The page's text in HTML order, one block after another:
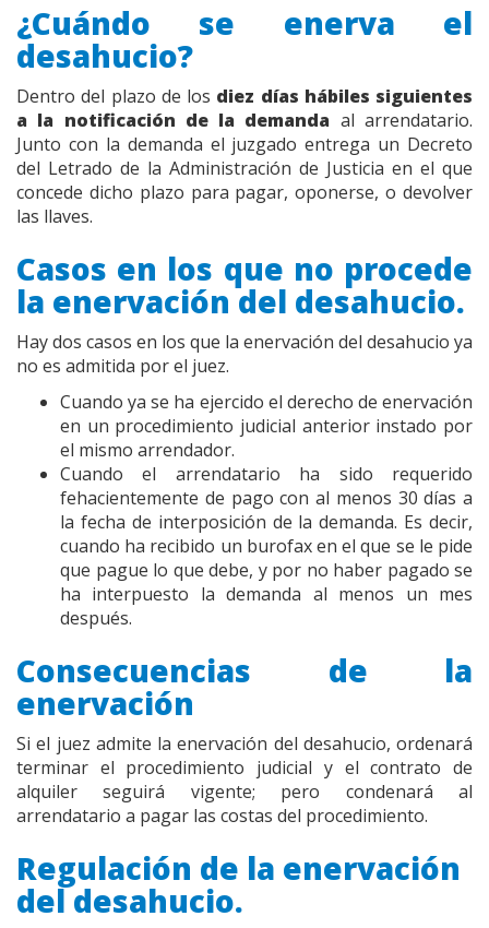
¿Cuándo se enerva el
desahucio?
Dentro del plazo de los diez días hábiles siguientes
a la notificación de la demanda al arrendatario.
Junto con la demanda el juzgado entrega un Decreto
del Letrado de la Administración de Justicia en el que
concede dicho plazo para pagar, oponerse, o devolver
las llaves.
Casos en los que no procede
la enervación del desahucio.
Hay dos casos en los que la enervación del desahucio ya
no es admitida por el juez.
Cuando ya se ha ejercido el derecho de enervación
en un procedimiento judicial anterior instado por
el mismo arrendador.
Cuando el arrendatario ha sido requerido
fehacientemente de pago con al menos 30 días a
la fecha de interposición de la demanda. Es decir,
cuando ha recibido un burofax en el que se le pide
que pague lo que debe, y por no haber pagado se
ha interpuesto la demanda al menos un mes
después.
Consecuencias de la
enervación
Si el juez admite la enervación del desahucio, ordenará
terminar el procedimiento judicial y el contrato de
alquiler seguirá vigente; pero condenará al
arrendatario a pagar las costas del procedimiento.
Regulación de la enervación
del desahucio.